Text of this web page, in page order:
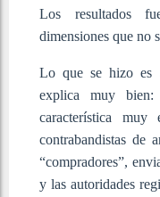
Los resultados
dimensiones que no
Lo que se hizo es
explica muy bien:
característica muy
contrabandistas de
“compradores”,
y las autoridades